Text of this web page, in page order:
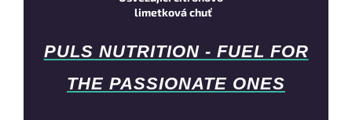
limetková chuť
PULS NUTRITION - FUEL FOR
THE PASSIONATE ONES